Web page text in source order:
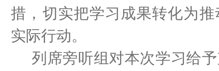
措，切实把学习成果转化为
实际行动。
列席旁听组对本次学习给